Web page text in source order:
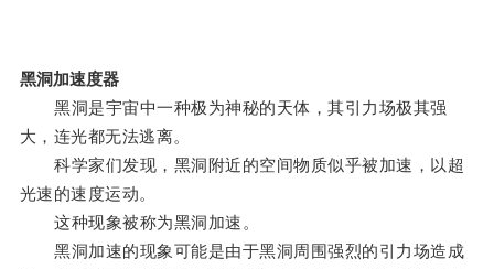
黑洞加速度器
黑洞是宇宙中一种极为神秘的天体，其引力场极其强
大，连光都无法逃离。
科学家们发现，黑洞附近的空间物质似乎被加速，以超
光速的速度运动。
这种现象被称为黑洞加速。
黑洞加速的现象可能是由于黑洞周围强烈的引力场造成